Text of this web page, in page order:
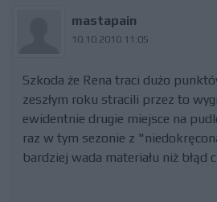
mastapain
10.10.2010 11:05
Szkoda że Rena traci dużo
zeszłym roku stracili przez to
ewidentnie drugie miejsce na
raz w tym sezonie z
bardziej wada materiału niż błąd